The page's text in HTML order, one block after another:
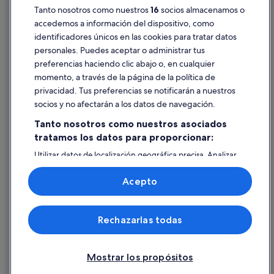
Posadas en Cabo Roig
Condominios en La Zenia
Apartoteles en Cabo Roig
Hoteles que aceptan mascotas en La Zenia
Cabo Roig hoteles
Pautas sobre el contenido y cómo denunciar contenido
Ayuda
Cancelar un vuelo
Cancelar una reserva de hotel o de un alquiler vacacional
Utilizar un cupón de Expedia
Documentos para viajes internacionales
© 2026 Expedia, Inc., una empresa de Expedia Group. Todos los
derechos reservados. Expedia y el logotipo de Expedia son marcas
comerciales o marcas comerciales registradas de Expedia, Inc.
Tanto nosotros como nuestros16 socios almacenamos o
accedemos a información del dispositivo, como
identificadores únicos en las cookies para tratar datos
personales. Puedes aceptar o administrar tus
preferencias haciendo clic abajo o, en cualquier
momento, a través de la página de la política de
privacidad. Tus preferencias se notificarán a nuestros
socios y no afectarán a los datos de navegación.
Tanto nosotros como nuestros asociados
tratamos los datos para proporcionar:
Utilizar datos de localización geográfica precisa. Analizar
activamente las características del dispositivo para su
identificación. Almacenar la información en un dispositivo
y/o acceder a ella. Publicidad y contenido personalizados,
medición de publicidad y contenido, investigación de
audiencia y desarrollo de servicios.
Lista de asociados (proveedores)
Mostrar los propósitos
Rechazarlas todas
Acepto